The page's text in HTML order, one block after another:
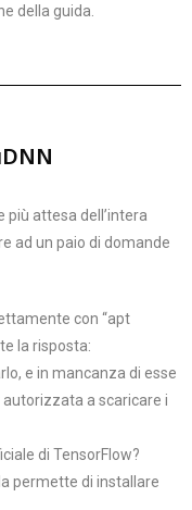
della guida.
più attesa dell’intera
ad un paio di domande
con “apt
la risposta:
e in mancanza di esse
a scaricare i
di TensorFlow?
permette di installare